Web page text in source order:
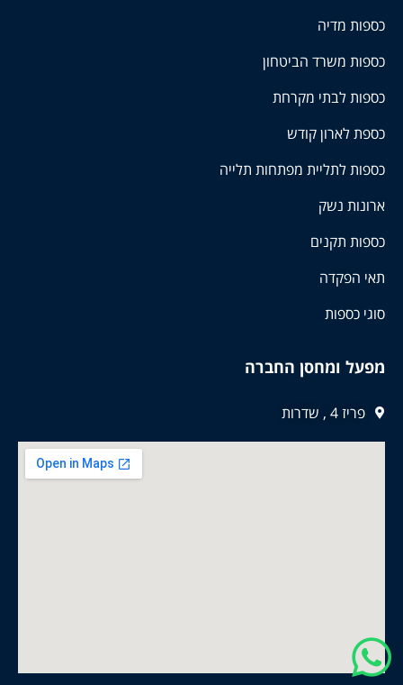
כספות מדיה
כספות משרד הביטחון
כספות לבתי מקרחת
כספת לארון קודש
כספות לתליית מפתחות תלייה
ארונות נשק
כספות תקנים
תאי הפקדה
סוגי כספות
מפעל ומחסן החברה
פריז 4 , שדרות